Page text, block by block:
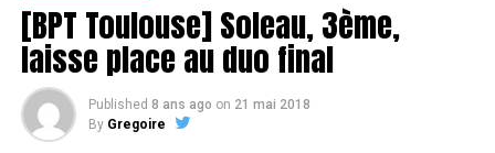
[BPT Toulouse] Soleau, 3ème,
laisse place au duo final
Published 8 ans ago on 21 mai 2018
By Gregoire